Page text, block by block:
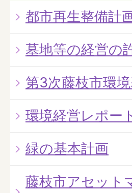
都市再生整備計
墓地等の経営の
第3次藤枝市環
環境経営レポー
緑の基本計画
藤枝市アセット